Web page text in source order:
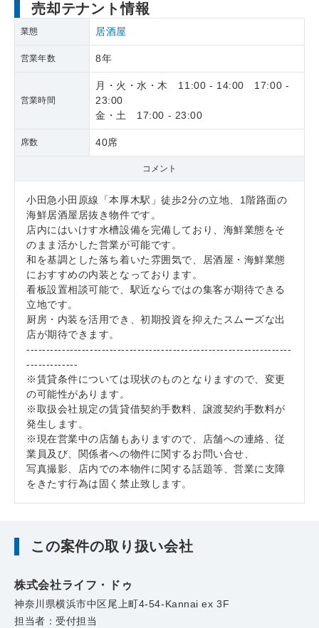
売却テナント情報
業態 居酒屋
営業年数 8年
営業時間
月・火・水・木 11:00 - 14:00 17:00 -
23:00
金・土 17:00 - 23:00
席数 40席
コメント
小田急小田原線「本厚木駅」徒歩2分の立地、1階路面の
海鮮居酒屋居抜き物件です。
店内にはいけす水槽設備を完備しており、海鮮業態をそ
のまま活かした営業が可能です。
和を基調とした落ち着いた雰囲気で、居酒屋・海鮮業態
におすすめの内装となっております。
看板設置相談可能で、駅近ならではの集客が期待できる
立地です。
厨房・内装を活用でき、初期投資を抑えたスムーズな出
店が期待できます。
-------------------------------------------------------------------
-------------
※賃貸条件については現状のものとなりますので、変更
の可能性があります。
※取扱会社規定の賃貸借契約手数料、譲渡契約手数料が
発生します。
※現在営業中の店舗もありますので、店舗への連絡、従
業員及び、関係者への物件に関するお問い合せ、
写真撮影、店内での本物件に関する話題等、営業に支障
をきたす行為は固く禁止致します。
この案件の取り扱い会社
株式会社ライフ・ドゥ
神奈川県横浜市中区尾上町4-54-Kannai ex 3F
担当者：受付担当